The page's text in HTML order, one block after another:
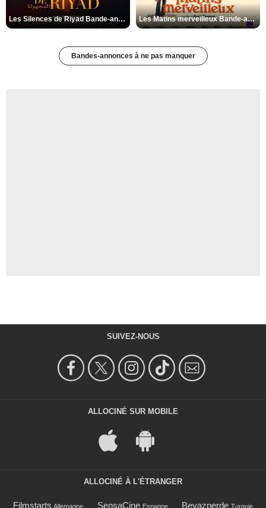
Les Silences de Riyad Bande-annonce VO STFR Les Matins merveilleux Bande-annonce VF
Bandes-annonces à ne pas manquer
SUIVEZ-NOUS
ALLOCINÉ SUR MOBILE
ALLOCINÉ À L'ÉTRANGER
Filmstarts Allemagne SensaCine Espagne Beyazperde Turquie